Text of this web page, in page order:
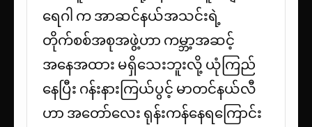
ရေဂါ က အာဆင်နယ်အသင်းရဲ့
တိုက်စစ်အစုအဖွဲ့ဟာ ကမ္ဘာ့အဆင့်
အနေအထား မရှိသေးဘူးလို့ ယုံကြည်
နေပြီး ဂန်းနားကြယ်ပွင့် မာတင်နယ်လီ
ဟာ အတော်လေး ရုန်းကန်နေရကြောင်း